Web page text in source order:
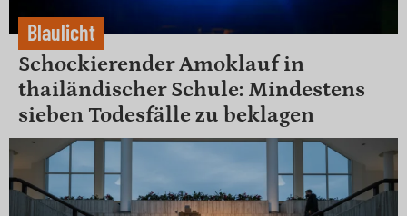
Blaulicht
Schockierender Amoklauf in
thailändischer Schule: Mindestens
sieben Todesfälle zu beklagen